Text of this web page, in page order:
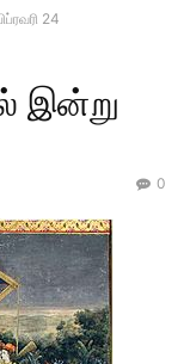
24
இன்று
0